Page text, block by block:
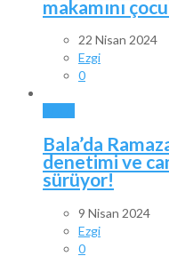
makamını
22 Nisan 2024
Ezgi
0
Bala’da
denetimi ve
sürüyor!
9 Nisan 2024
Ezgi
0